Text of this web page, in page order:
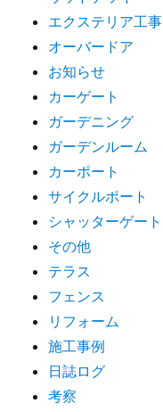
エクステリア工事
オーバードア
お知らせ
カーゲート
ガーデニング
ガーデンルーム
カーポート
サイクルポート
シャッターゲート
その他
テラス
フェンス
リフォーム
施工事例
日誌ログ
考察